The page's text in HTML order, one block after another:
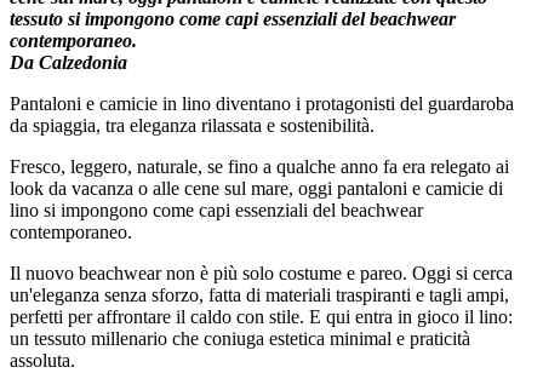
tessuto si impongono come capi essenziali del beachwear
contemporaneo.
Da Calzedonia
Pantaloni e camicie in lino diventano i protagonisti del guardaroba
da spiaggia, tra eleganza rilassata e sostenibilità.
Fresco, leggero, naturale, se fino a qualche anno fa era relegato ai
look da vacanza o alle cene sul mare, oggi pantaloni e camicie di
lino si impongono come capi essenziali del beachwear
contemporaneo.
Il nuovo beachwear non è più solo costume e pareo. Oggi si cerca
un'eleganza senza sforzo, fatta di materiali traspiranti e tagli ampi,
perfetti per affrontare il caldo con stile. E qui entra in gioco il lino:
un tessuto millenario che coniuga estetica minimal e praticità
assoluta.